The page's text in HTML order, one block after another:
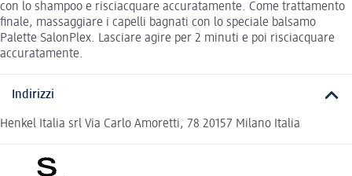
con lo shampoo e risciacquare accuratamente. Come trattamento
finale, massaggiare i capelli bagnati con lo speciale balsamo
Palette SalonPlex. Lasciare agire per 2 minuti e poi risciacquare
accuratamente.
Indirizzi
Henkel Italia srl Via Carlo Amoretti, 78 20157 Milano Italia